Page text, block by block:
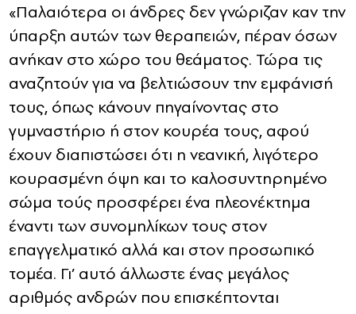
«Παλαιότερα οι άνδρες δεν γνώριζαν καν την
ύπαρξη αυτών των θεραπειών, πέραν όσων
ανήκαν στο χώρο του θεάματος. Τώρα τις
αναζητούν για να βελτιώσουν την εμφάνισή
τους, όπως κάνουν πηγαίνοντας στο
γυμναστήριο ή στον κουρέα τους, αφού
έχουν διαπιστώσει ότι η νεανική, λιγότερο
κουρασμένη όψη και το καλοσυντηρημένο
σώμα τούς προσφέρει ένα πλεονέκτημα
έναντι των συνομηλίκων τους στον
επαγγελματικό αλλά και στον προσωπικό
τομέα. Γι’ αυτό άλλωστε ένας μεγάλος
αριθμός ανδρών που επισκέπτονται